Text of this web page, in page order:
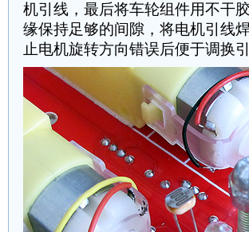
机引线，最后将车轮组件用不干
缘保持足够的间隙，将电机引线
止电机旋转方向错误后便于调换